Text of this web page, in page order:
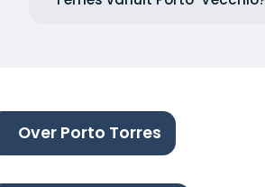
Over Porto Torres